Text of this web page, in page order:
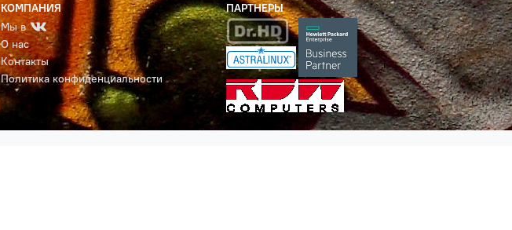
КОМПАНИЯ
Мы в
О нас
Контакты
Политика конфиденциальности
ПАРТНЕРЫ